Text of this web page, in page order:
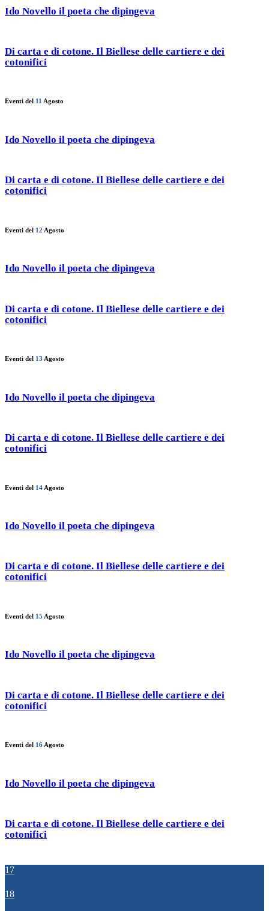
Ido Novello il poeta che dipingeva
Di carta e di cotone. Il Biellese delle cartiere e dei
cotonifici
Eventi del 11 Agosto
Ido Novello il poeta che dipingeva
Di carta e di cotone. Il Biellese delle cartiere e dei
cotonifici
Eventi del 12 Agosto
Ido Novello il poeta che dipingeva
Di carta e di cotone. Il Biellese delle cartiere e dei
cotonifici
Eventi del 13 Agosto
Ido Novello il poeta che dipingeva
Di carta e di cotone. Il Biellese delle cartiere e dei
cotonifici
Eventi del 14 Agosto
Ido Novello il poeta che dipingeva
Di carta e di cotone. Il Biellese delle cartiere e dei
cotonifici
Eventi del 15 Agosto
Ido Novello il poeta che dipingeva
Di carta e di cotone. Il Biellese delle cartiere e dei
cotonifici
Eventi del 16 Agosto
Ido Novello il poeta che dipingeva
Di carta e di cotone. Il Biellese delle cartiere e dei
cotonifici
17
18